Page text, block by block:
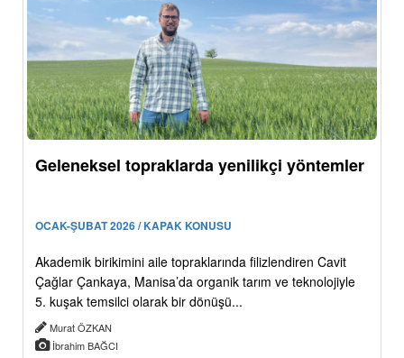
Geleneksel topraklarda yenilikçi yöntemler
OCAK-ŞUBAT 2026 / KAPAK KONUSU
Akademik birikimini aile topraklarında filizlendiren Cavit
Çağlar Çankaya, Manisa’da organik tarım ve teknolojiyle
5. kuşak temsilci olarak bir dönüşü...
Murat ÖZKAN
İbrahim BAĞCI